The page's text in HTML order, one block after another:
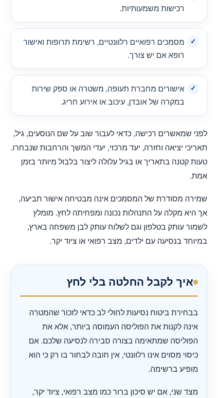
רכישות משמעותיות.
מסמכים רפואיים רלוונטיים, רשימת תרופות ואישור
רופא אם יש צורך.
אישורים מחברת תעופה, משטרה או ספק שירות
במקרה של אובדן, עיכוב או אירוע חריג.
לפני שמאשרים רכישה, כדאי לעבור שוב על שם הנוסעים, גיל,
תאריכי יציאה וחזרה, יעד מרכזי, יעדי המשך והרחבות שנבחרו.
טעות קטנה בתאריך או בגיל עלולה ליצור בלבול מיותר בזמן
אמת.
שמירה מסודרת של המסמכים אינה מבטיחה אישור תביעה,
אך היא מקלה על התנהלות נכונה ומפחיתה לחץ. מומלץ
לשמור עותק בטלפון וגם לשלוח עותק לבן משפחה בארץ,
במיוחד בנסיעה עם ילדים, מצב רפואי או ציוד יקר.
איך לקבל החלטה בלי לחץ
בבחירת ביטוח נסיעות לחולי לב כדאי לזכור שהמטרה
אינה לקנות את הפוליסה העמוסה ביותר, אלא את
הפוליסה שמתאימה בצורה סבירה לנסיעה שלכם. אם
כיסוי מסוים אינו רלוונטי, אין חובה לבחור בו רק כי הוא
מופיע ברשימה.
מצד שני, אם יש סיכון ברור כמו מצב רפואי, ציוד יקר,